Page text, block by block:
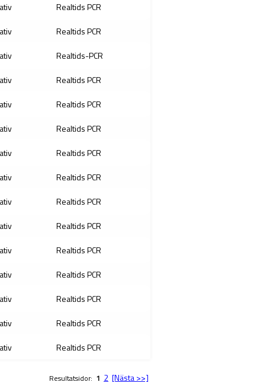
Realtids PCR
Realtids PCR
Realtids-PCR
Realtids PCR
Realtids PCR
Realtids PCR
Realtids PCR
Realtids PCR
Realtids PCR
Realtids PCR
Realtids PCR
Realtids PCR
Realtids PCR
Realtids PCR
Realtids PCR
Resultatsidor: 1 2 [Nästa >>]